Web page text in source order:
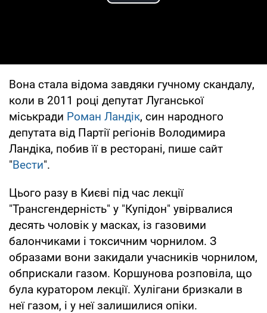
Вона стала відома завдяки гучному скандалу,
коли в 2011 році депутат Луганської
міськради Роман Ландік, син народного
депутата від Партії регіонів Володимира
Ландіка, побив її в ресторані, пише сайт
"Вести".
Цього разу в Києві під час лекції
"Трансгендерність" у "Купідон" увірвалися
десять чоловік у масках, із газовими
балончиками і токсичним чорнилом. З
образами вони закидали учасників чорнилом,
обприскали газом. Коршунова розповіла, що
була куратором лекції. Хулігани бризкали в
неї газом, і у неї залишилися опіки.